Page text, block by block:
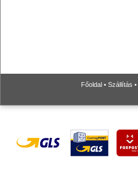
Főoldal • Szállítás •